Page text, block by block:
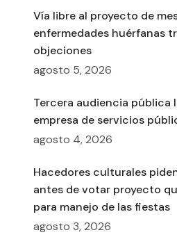
Vía libre al proyecto de
enfermedades huérfanas
objeciones
agosto 5, 2026
Tercera audiencia pública
empresa de servicios
agosto 4, 2026
Hacedores culturales
antes de votar proyecto
para manejo de las fiestas
agosto 3, 2026